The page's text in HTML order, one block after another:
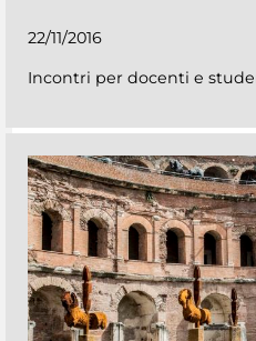
22/11/2016
Incontri per docenti e